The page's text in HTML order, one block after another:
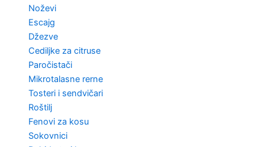
Noževi
Escajg
Džezve
Cediljke za citruse
Paročistači
Mikrotalasne rerne
Tosteri i sendvičari
Roštilj
Fenovi za kosu
Sokovnici